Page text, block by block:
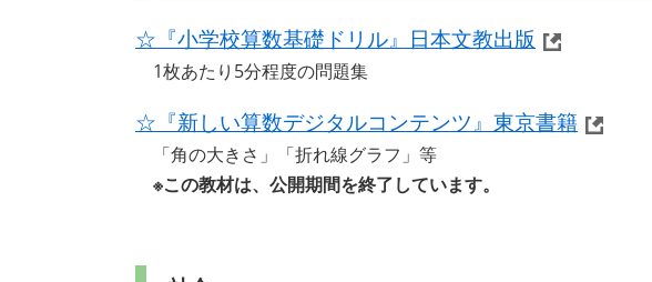
☆『小学校算数基礎ドリル』日本文教出版
1枚あたり5分程度の問題集
☆『新しい算数デジタルコンテンツ』東京書籍
「角の大きさ」「折れ線グラフ」等
※この教材は、公開期間を終了しています。